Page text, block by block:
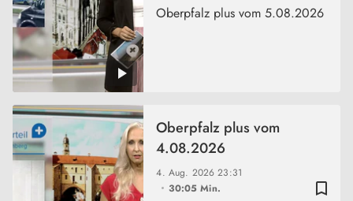
Oberpfalz plus vom 5.08.2026
bookmark_border
4. Aug. 202623:31
30:05 Min.
Oberpfalz plus vom
4.08.2026